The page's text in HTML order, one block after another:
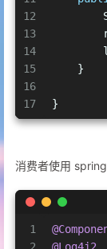
12
13
14
15
16
17
    }
}
消费者使用
1